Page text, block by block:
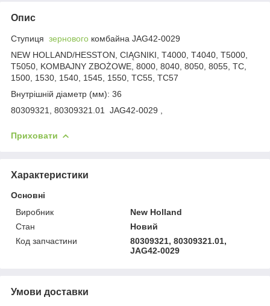
Опис
Ступиця зернового комбайна JAG42-0029
NEW HOLLAND/HESSTON, CIĄGNIKI, T4000, T4040, T5000,
T5050, KOMBAJNY ZBOŻOWE, 8000, 8040, 8050, 8055, TC,
1500, 1530, 1540, 1545, 1550, TC55, TC57
Внутрішній діаметр (мм): 36
80309321, 80309321.01 JAG42-0029 ,
Приховати
Характеристики
Основні
Виробник
New Holland
Стан
Новий
Код запчастини
80309321, 80309321.01,
JAG42-0029
Умови доставки